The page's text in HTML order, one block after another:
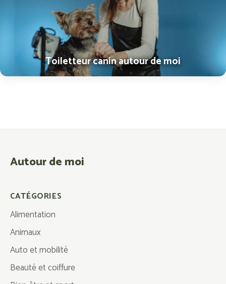
Toiletteur canin autour de moi
Autour de moi
CATÉGORIES
Alimentation
Animaux
Auto et mobilité
Beauté et coiffure